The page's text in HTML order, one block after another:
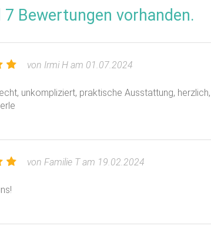
7 Bewertungen vorhanden.
von Irmi H am 01.07.2024
unkompliziert, praktische Ausstattung,
von Familie T am 19.02.2024